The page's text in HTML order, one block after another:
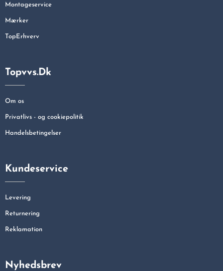
Montageservice
Mærker
TopErhverv
Topvvs.dk
Om os
Privatlivs - og cookiepolitik
Handelsbetingelser
Kundeservice
Levering
Returnering
Reklamation
Nyhedsbrev